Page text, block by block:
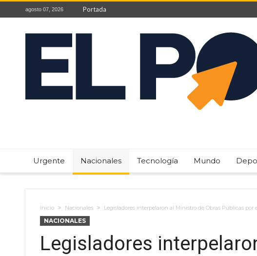
agosto 07, 2026 Portada
Urgente Nacionales Tecnología Mundo
Inicio Nacionales Legisladores interpelaron al Ministro de Obras Públicas por
NACIONALES
Legisladores